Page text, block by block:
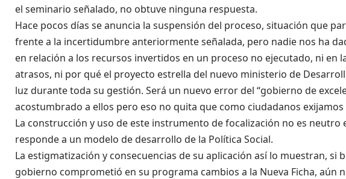
el seminario señalado, no obtuve ninguna respuesta.
Hace pocos días se anuncia la suspensión del proceso, situación que
frente a la incertidumbre anteriormente señalada, pero nadie nos ha
en relación a los recursos invertidos en un proceso no ejecutado, ni en
atrasos, ni por qué el proyecto estrella del nuevo ministerio de
luz durante toda su gestión. Será un nuevo error del “gobierno de
acostumbrado a ellos pero eso no quita que como ciudadanos exijamos
La construcción y uso de este instrumento de focalización no es neutro
responde a un modelo de desarrollo de la Política Social.
La estigmatización y consecuencias de su aplicación así lo muestran, si
gobierno comprometió en su programa cambios a la Nueva Ficha, aún